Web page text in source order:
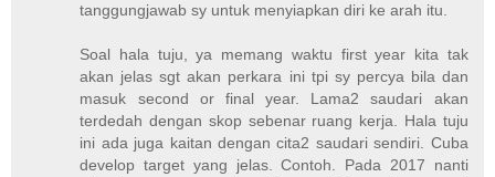
tanggungjawab sy untuk menyiapkan diri ke arah itu.
Soal hala tuju, ya memang waktu first year kita tak
akan jelas sgt akan perkara ini tpi sy percya bila dan
masuk second or final year. Lama2 saudari akan
terdedah dengan skop sebenar ruang kerja. Hala tuju
ini ada juga kaitan dengan cita2 saudari sendiri. Cuba
develop target yang jelas. Contoh. Pada 2017 nanti